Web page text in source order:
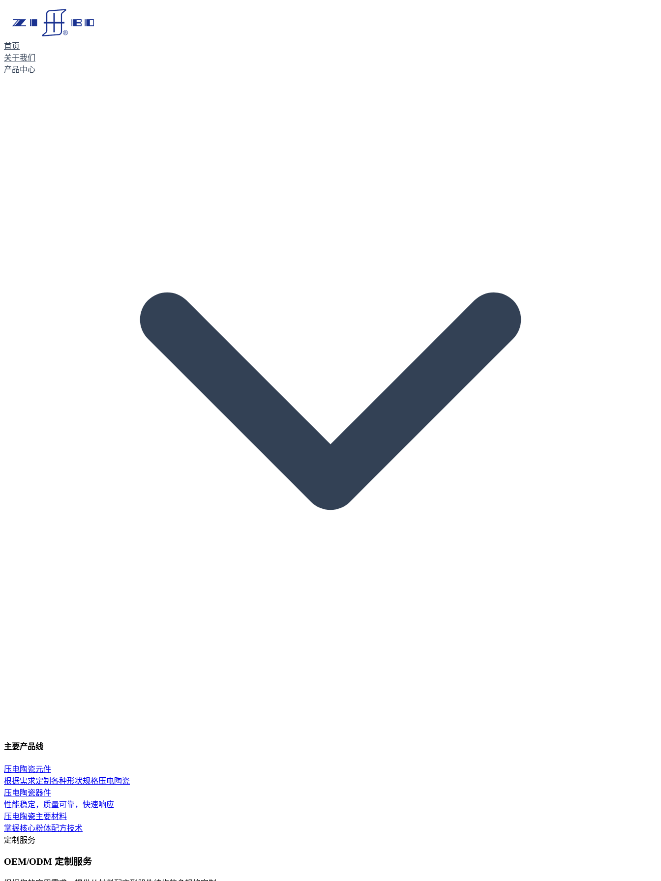
首页
关于我们
产品中心
主要产品线
压电陶瓷元件
根据需求定制各种形状规格压电陶瓷
压电陶瓷器件
性能稳定，质量可靠，快速响应
压电陶瓷主要材料
掌握核心粉体配方技术
定制服务
OEM/ODM 定制服务